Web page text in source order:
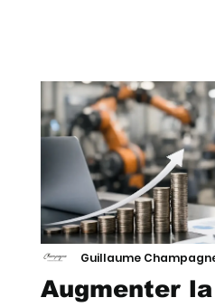
Augmenter
Guillaume